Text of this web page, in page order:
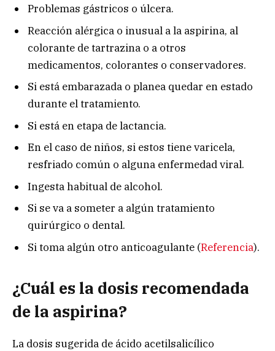
Problemas gástricos o úlcera.
Reacción alérgica o inusual a la aspirina, al
colorante de tartrazina o a otros
medicamentos, colorantes o conservadores.
Si está embarazada o planea quedar en estado
durante el tratamiento.
Si está en etapa de lactancia.
En el caso de niños, si estos tiene varicela,
resfriado común o alguna enfermedad viral.
Ingesta habitual de alcohol.
Si se va a someter a algún tratamiento
quirúrgico o dental.
Si toma algún otro anticoagulante (Referencia).
¿Cuál es la dosis recomendada
de la aspirina?
La dosis sugerida de ácido acetilsalicílico